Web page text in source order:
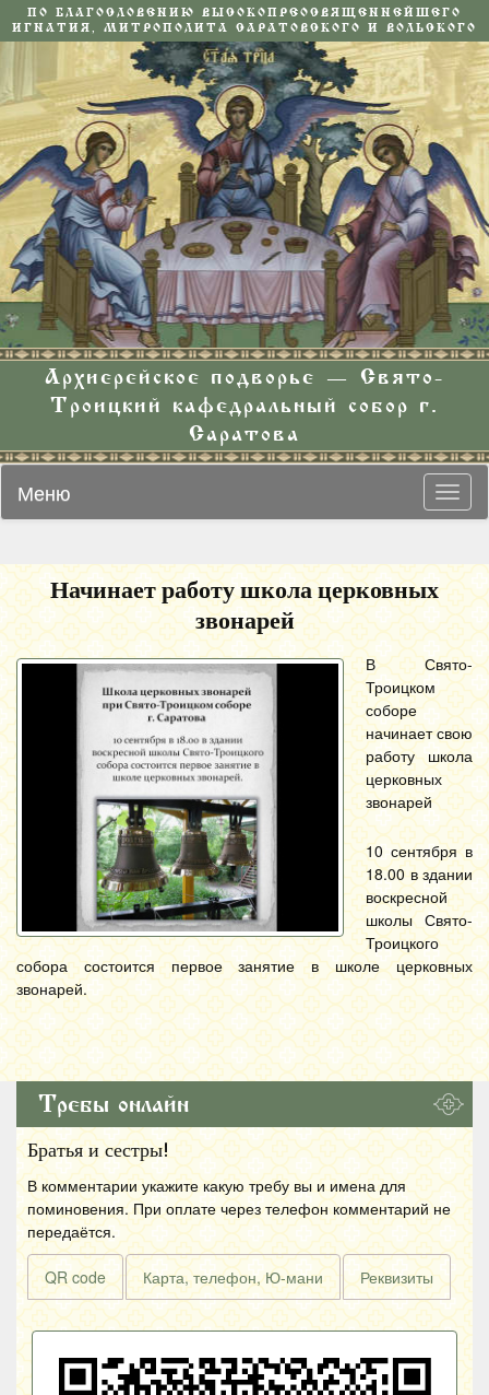
ПО БЛАГОСЛОВЕНИЮ ВЫСОКОПРЕОСВЯЩЕННЕЙШЕГО
ИГНАТИЯ, МИТРОПОЛИТА САРАТОВСКОГО И ВОЛЬСКОГО
Архиерейское подворье — Свято-
Троицкий кафедральный собор г.
Саратова
Меню
Начинает работу школа церковных
звонарей
В Свято-
Троицком
соборе
начинает свою
работу школа
церковных
звонарей
10 сентября в
18.00 в здании
воскресной
школы Свято-
Троицкого
собора состоится первое занятие в школе церковных
звонарей.
Требы онлайн
Братья и сестры!
В комментарии укажите какую требу вы и имена для
поминовения. При оплате через телефон комментарий не
передаётся.
QR code Карта, телефон, Ю-мани Реквизиты